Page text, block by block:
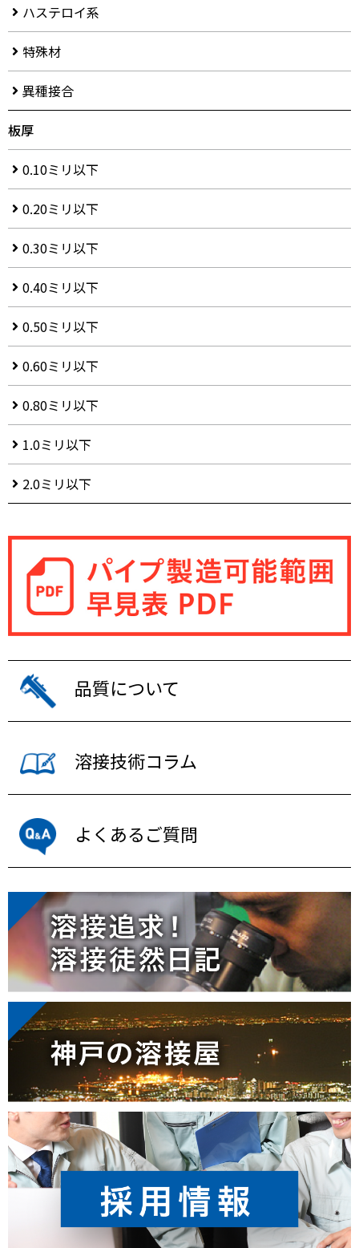
ハステロイ系
特殊材
異種接合
板厚
0.10ミリ以下
0.20ミリ以下
0.30ミリ以下
0.40ミリ以下
0.50ミリ以下
0.60ミリ以下
0.80ミリ以下
1.0ミリ以下
2.0ミリ以下
品質について
溶接技術コラム
よくあるご質問